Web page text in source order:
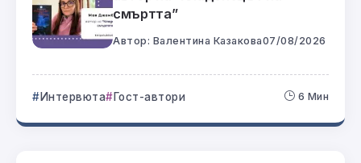
смъртта”
Автор: Валентина Казакова07/08/2026
Интервюта Гост-автори 6 Мин